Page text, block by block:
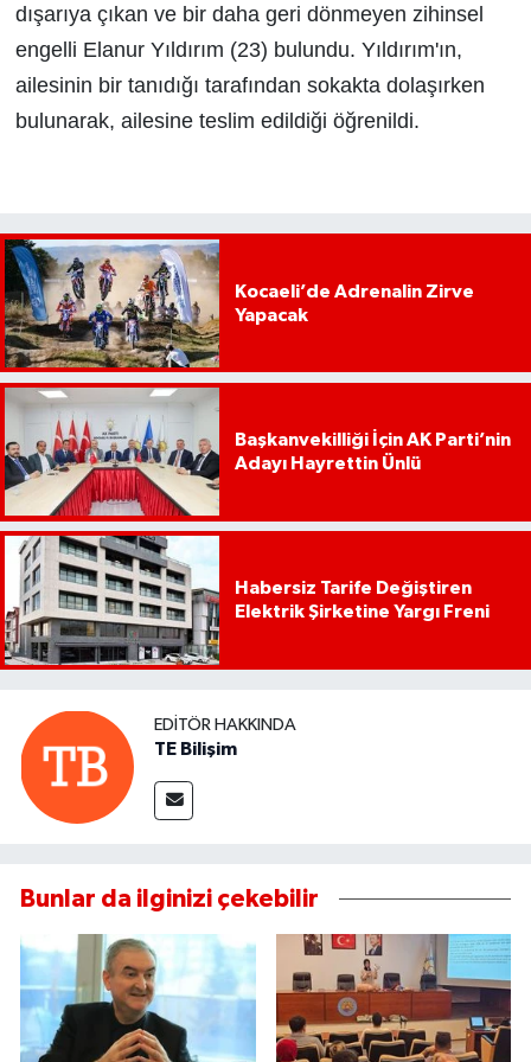
dışarıya çıkan ve bir daha geri dönmeyen zihinsel
engelli Elanur Yıldırım (23) bulundu. Yıldırım'ın,
ailesinin bir tanıdığı tarafından sokakta dolaşırken
bulunarak, ailesine teslim edildiği öğrenildi.
Kocaeli’de Adrenalin Zirve
Yapacak
Başkanvekilliği İçin AK Parti’nin
Adayı Hayrettin Ünlü
Habersiz Tarife Değiştiren
Elektrik Şirketine Yargı Freni
EDITÖR HAKKINDA
TE Bilişim
Bunlar da ilginizi çekebilir